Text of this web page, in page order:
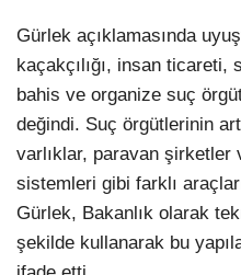
Gürlek açıklamasında
kaçakçılığı, insan ticareti,
bahis ve organize suç
değindi. Suç örgütlerinin
varlıklar, paravan şirketler
sistemleri gibi farklı
Gürlek, Bakanlık olarak
şekilde kullanarak bu